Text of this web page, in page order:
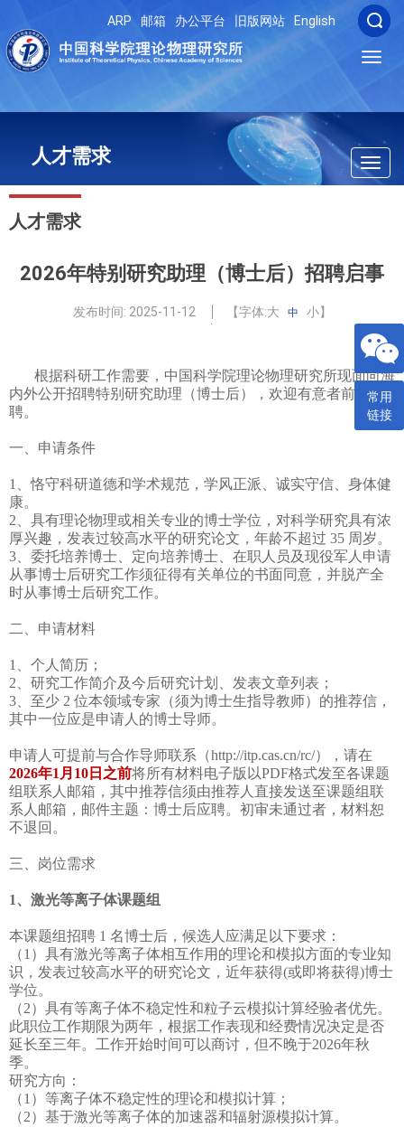
ARP 邮箱 办公平台 旧版网站 English
人才需求
人才需求
2026年特别研究助理（博士后）招聘启事
发布时间: 2025-11-12 【字体:大 中 小】
根据科研工作需要，中国科学院理论物理研究所现面向海
内外公开招聘特别研究助理（博士后），欢迎有意者前来应
聘。
一、申请条件
1、恪守科研道德和学术规范，学风正派、诚实守信、身体健
康。
2、具有理论物理或相关专业的博士学位，对科学研究具有浓
厚兴趣，发表过较高水平的研究论文，年龄不超过 35 周岁。
3、委托培养博士、定向培养博士、在职人员及现役军人申请
从事博士后研究工作须征得有关单位的书面同意，并脱产全
时从事博士后研究工作。
二、申请材料
1、个人简历；
2、研究工作简介及今后研究计划、发表文章列表；
3、至少 2 位本领域专家（须为博士生指导教师）的推荐信，
其中一位应是申请人的博士导师。
申请人可提前与合作导师联系（http://itp.cas.cn/rc/），请在
2026年1月10日之前将所有材料电子版以PDF格式发至各课题
组联系人邮箱，其中推荐信须由推荐人直接发送至课题组联
系人邮箱，邮件主题：博士后应聘。初审未通过者，材料恕
不退回。
三、岗位需求
1、激光等离子体课题组
本课题组招聘 1 名博士后，候选人应满足以下要求：
（1）具有激光等离子体相互作用的理论和模拟方面的专业知
识，发表过较高水平的研究论文，近年获得(或即将获得)博士
学位。
（2）具有等离子体不稳定性和粒子云模拟计算经验者优先。
此职位工作期限为两年，根据工作表现和经费情况决定是否
延长至三年。工作开始时间可以商讨，但不晚于2026年秋
季。
研究方向：
（1）等离子体不稳定性的理论和模拟计算；
（2）基于激光等离子体的加速器和辐射源模拟计算。
常用
链接